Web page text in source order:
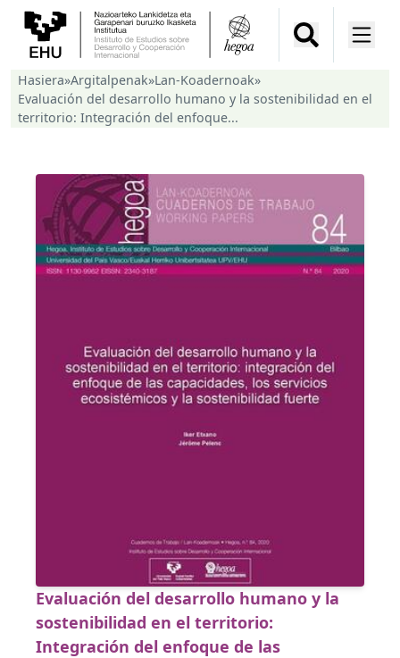
Hasiera»Argitalpenak»Lan-Koadernoak»
Evaluación del desarrollo humano y la sostenibilidad en el
territorio: Integración del enfoque...
Evaluación del desarrollo humano y la
sostenibilidad en el territorio:
Integración del enfoque de las